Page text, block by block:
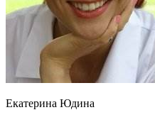
Екатерина Юдина